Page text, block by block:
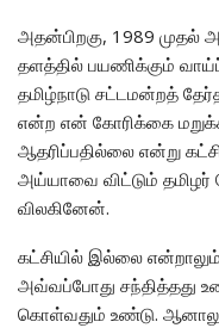
அதன்பிறகு, 1989 முதல்
தளத்தில் பயணிக்கும்
தமிழ்நாடு சட்டமன்றத்
என்ற என் கோரிக்கை
ஆதரிப்பதில்லை என்று
அய்யாவை விட்டும் தமிழர்
விலகினேன்.
கட்சியில் இல்லை
அவ்வப்போது சந்தித்தது
கொள்வதும் உண்டு.